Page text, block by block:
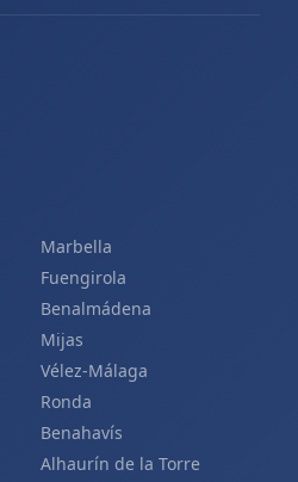
Marbella
Fuengirola
Benalmádena
Mijas
Vélez-Málaga
Ronda
Benahavís
Alhaurín de la Torre